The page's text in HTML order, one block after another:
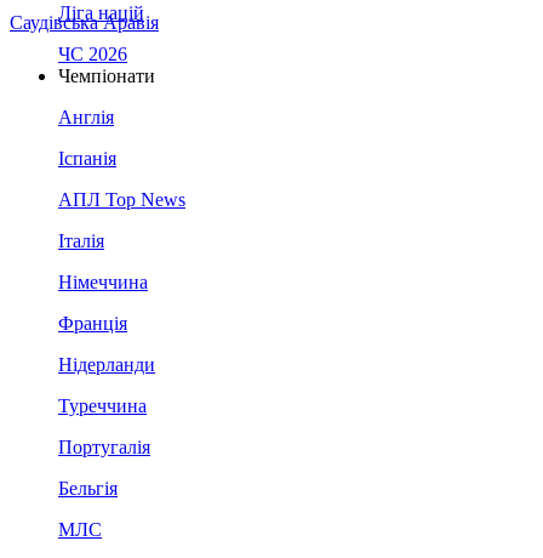
Саудівська Аравія
Ліга націй
ЧС 2026
Чемпіонати
Англія
Іспанія
АПЛ Top News
Італія
Німеччина
Франція
Нідерланди
Туреччина
Португалія
Бельгія
МЛС